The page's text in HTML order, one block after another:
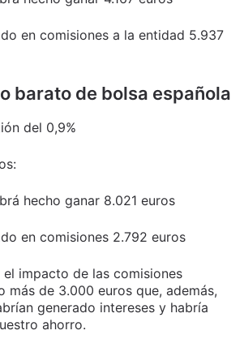
en comisiones a la entidad 5.937
barato de bolsa española
del 0,9%
hecho ganar 8.021 euros
en comisiones 2.792 euros
impacto de las comisiones
más de 3.000 euros que, además,
generado intereses y habría
ahorro.